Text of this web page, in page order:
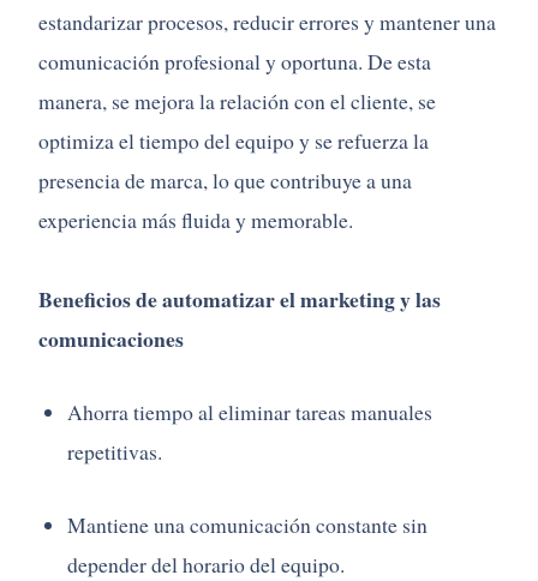
estandarizar procesos, reducir errores y mantener una
comunicación profesional y oportuna. De esta
manera, se mejora la relación con el cliente, se
optimiza el tiempo del equipo y se refuerza la
presencia de marca, lo que contribuye a una
experiencia más fluida y memorable.
Beneficios de automatizar el marketing y las
comunicaciones
Ahorra tiempo al eliminar tareas manuales
repetitivas.
Mantiene una comunicación constante sin
depender del horario del equipo.